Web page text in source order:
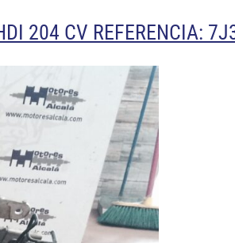
204 CV REFERENCIA: